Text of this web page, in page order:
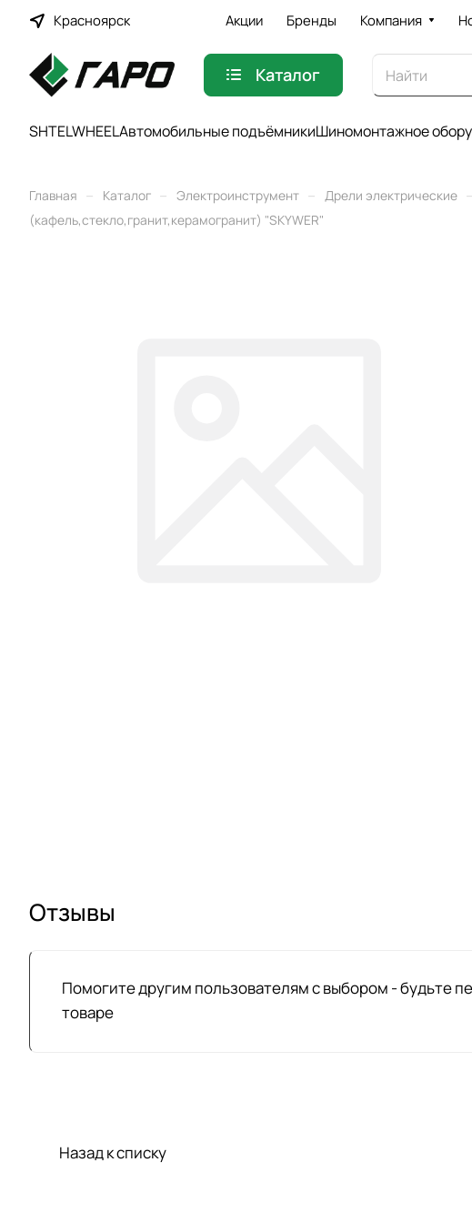
Красноярск Акции Бренды Компания
Каталог
SHTELWHEELАвтомобильные подъёмникиШиномонтажное
Главная – Каталог – Электроинструмент – Дрели электрические –
(кафель,стекло,гранит,керамогранит) "SKYWER"
Отзывы
Помогите другим пользователям с выбором - будьте
товаре
Назад к списку